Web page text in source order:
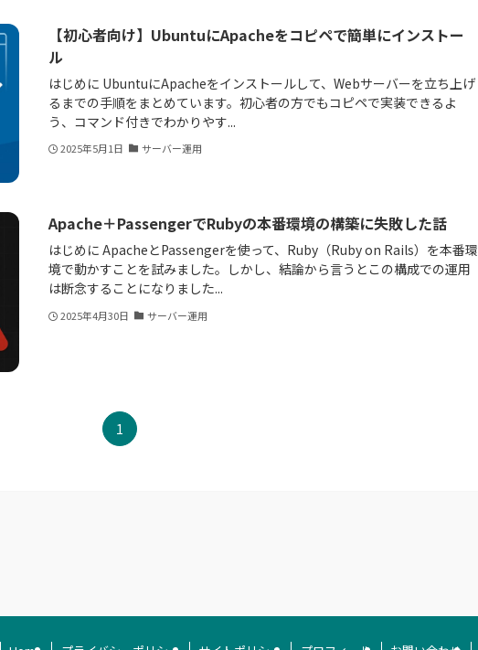
【初心者向け】UbuntuにApacheをコピペで簡単にインストー
ル
はじめに UbuntuにApacheをインストールして、Webサーバーを立ち上げ
るまでの手順をまとめています。初心者の方でもコピペで実装できるよ
う、コマンド付きでわかりやす...
2025年5月1日 サーバー運用
Apache＋PassengerでRubyの本番環境の構築に失敗した話
はじめに ApacheとPassengerを使って、Ruby（Ruby on Rails）を本番環
境で動かすことを試みました。しかし、結論から言うとこの構成での運用
は断念することになりました...
2025年4月30日 サーバー運用
1